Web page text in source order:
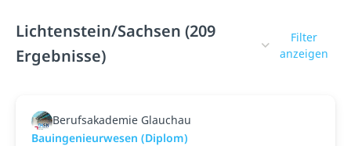
Lichtenstein/Sachsen (209
Ergebnisse)
Filter
anzeigen
Berufsakademie Glauchau
Bauingenieurwesen (Diplom)